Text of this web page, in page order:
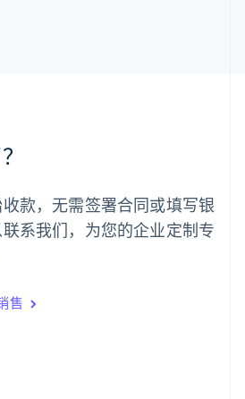
款，无需签署合同或填写银
系我们，为您的企业定制专
售